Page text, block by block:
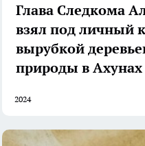
Глава Следкома
взял под личный
вырубкой
природы в Ахунах
2024